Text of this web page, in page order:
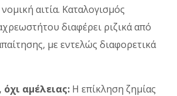
αιτία. Καταλογισμός
διαφέρει ριζικά από
με εντελώς διαφορετικά
αμέλειας: Η επίκληση ζημίας